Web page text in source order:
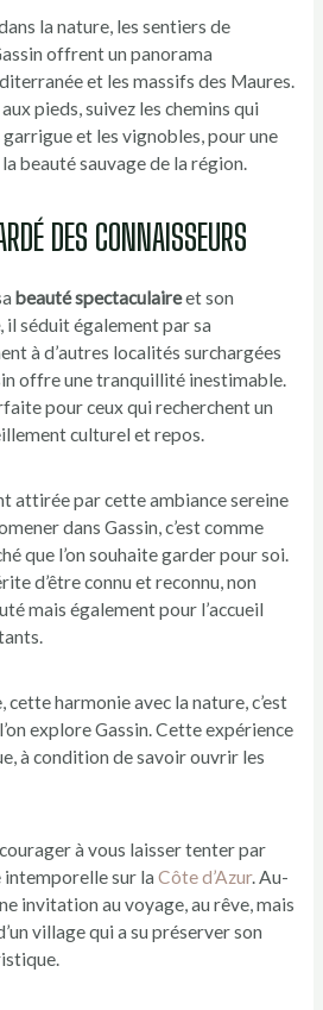
la nature, les sentiers de
offrent un panorama
et les massifs des Maures.
pieds, suivez les chemins qui
et les vignobles, pour une
beauté sauvage de la région.
DES CONNAISSEURS
beauté spectaculaireet son
, il séduit également par sa
à d’autres localités surchargées
offre une tranquillité inestimable.
pour ceux qui recherchent un
culturel et repos.
attirée par cette ambiance sereine
dans Gassin, c’est comme
que l’on souhaite garder pour soi.
d’être connu et reconnu, non
mais également pour l’accueil
harmonie avec la nature, c’est
explore Gassin. Cette expérience
à condition de savoir ouvrir les
à vous laisser tenter par
intemporelle sur la Côte d’Azur. Au-
invitation au voyage, au rêve, mais
village qui a su préserver son